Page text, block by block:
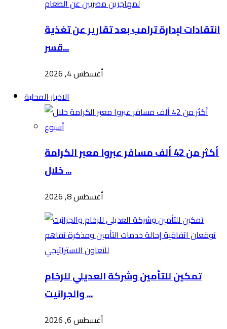
انتقادات لإدارة ترامب بعد تقارير عن تغذية
قسر...
أغسطس 4, 2026
الاخبار المحلية
أكثر من 42 ألف مسافر عبروا معبر الكرامة
خلال ...
أغسطس 8, 2026
تمكين للتأمين وشركة العديلي للرخام
والجرانيت ...
أغسطس 6, 2026